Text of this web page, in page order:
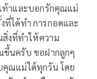
ท้าและบอกรักคุณแม่
ที่ได้ทำ การกอดและ
งที่ทำให้ความ
นครับ ขอฝากลูกๆ
คุณแม่ได้ทุกวัน โดย